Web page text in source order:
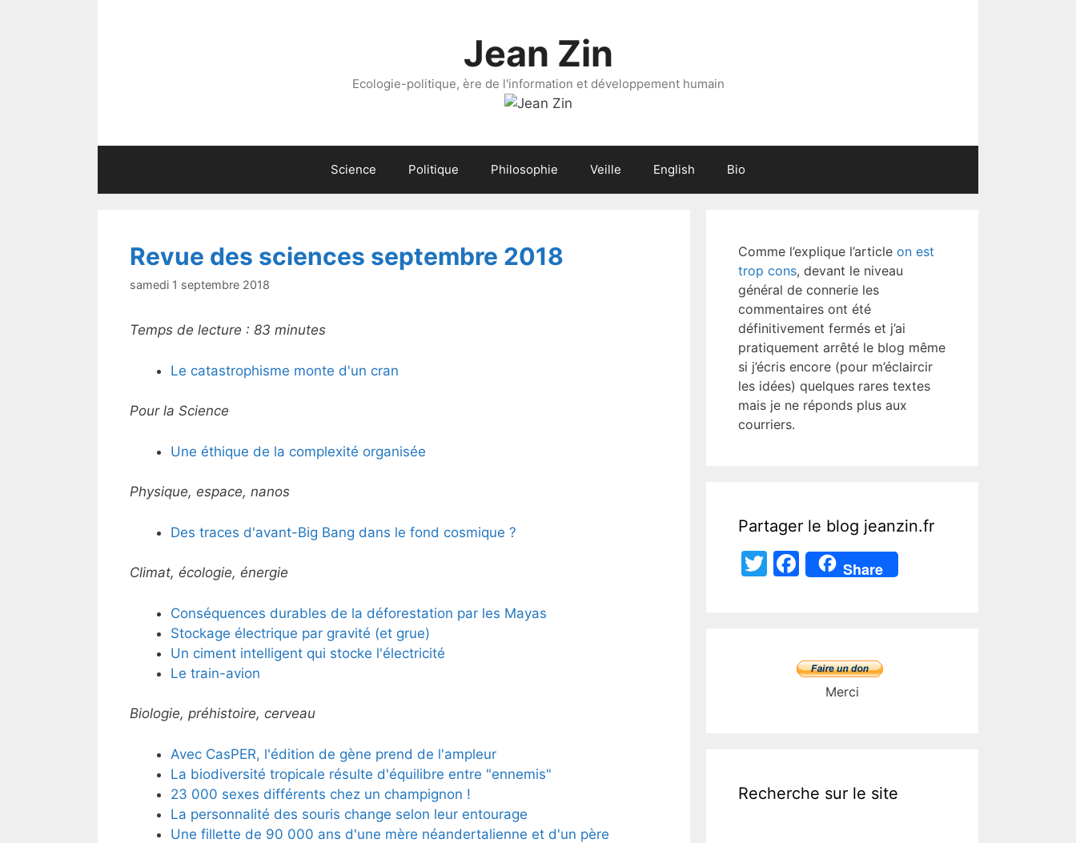
Jean Zin
Ecologie-politique, ère de l'information et développement humain
Science Politique Philosophie Veille English Bio
Revue des sciences septembre 2018
samedi 1 septembre 2018
Temps de lecture : 83 minutes
Le catastrophisme monte d'un cran
Pour la Science
Une éthique de la complexité organisée
Physique, espace, nanos
Des traces d'avant-Big Bang dans le fond cosmique ?
Climat, écologie, énergie
Conséquences durables de la déforestation par les Mayas
Stockage électrique par gravité (et grue)
Un ciment intelligent qui stocke l'électricité
Le train-avion
Biologie, préhistoire, cerveau
Avec CasPER, l'édition de gène prend de l'ampleur
La biodiversité tropicale résulte d'équilibre entre "ennemis"
23 000 sexes différents chez un champignon !
La personnalité des souris change selon leur entourage
Une fillette de 90 000 ans d'une mère néandertalienne et d'un père
Comme l’explique l’article on est
trop cons, devant le niveau
général de connerie les
commentaires ont été
définitivement fermés et j’ai
pratiquement arrêté le blog même
si j’écris encore (pour m’éclaircir
les idées) quelques rares textes
mais je ne réponds plus aux
courriers.
Partager le blog jeanzin.fr
T
F
b
Share
Merci
Recherche sur le site